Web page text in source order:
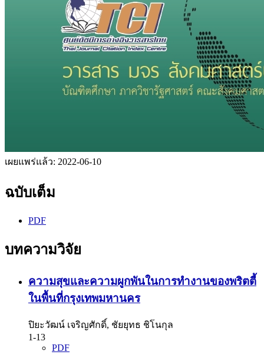
เผยแพร่แล้ว: 2022-06-10
ฉบับเต็ม
PDF
บทความวิจัย
ความสุขและความผูกพันในการทำงานของพริตตี้
ในพื้นที่กรุงเทพมหานคร
ปิยะวัฒน์ เจริญศักดิ์, ชัยยุทธ ชิโนกุล
1-13
PDF